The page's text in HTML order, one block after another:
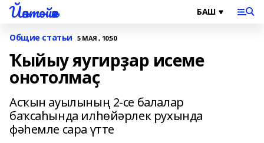
Йәнтөйәк
Общие статьи 5 МАЯ , 10:50
Ҡыйыу яугирҙар исеме
онотолмаҫ
Асҡын ауылының 2-се балалар
баҡсаһында илһөйәрлек рухында
фәһемле сара үтте